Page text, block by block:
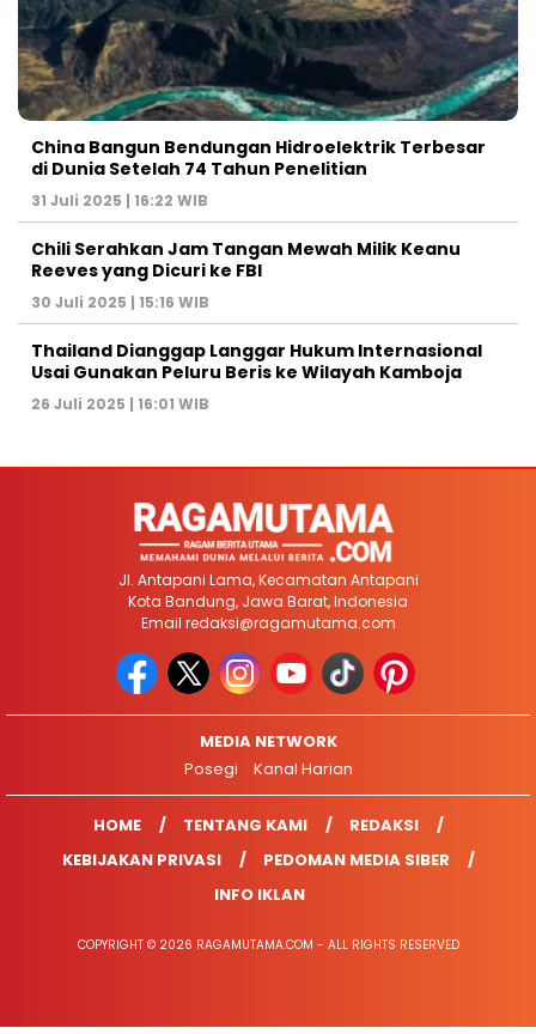
China Bangun Bendungan Hidroelektrik Terbesar
di Dunia Setelah 74 Tahun Penelitian
31 Juli 2025 | 16:22 WIB
Chili Serahkan Jam Tangan Mewah Milik Keanu
Reeves yang Dicuri ke FBI
30 Juli 2025 | 15:16 WIB
Thailand Dianggap Langgar Hukum Internasional
Usai Gunakan Peluru Beris ke Wilayah Kamboja
26 Juli 2025 | 16:01 WIB
Jl. Antapani Lama, Kecamatan Antapani
Kota Bandung, Jawa Barat, Indonesia
Email redaksi@ragamutama.com
MEDIA NETWORK
Posegi
Kanal Harian
HOME TENTANG KAMI
REDAKSI
KEBIJAKAN PRIVASI
PEDOMAN MEDIA SIBER
INFO IKLAN
COPYRIGHT © 2026 RAGAMUTAMA.COM - ALL RIGHTS RESERVED